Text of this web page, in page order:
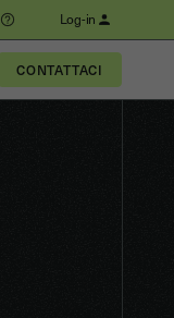
Log-in
CONTATTACI